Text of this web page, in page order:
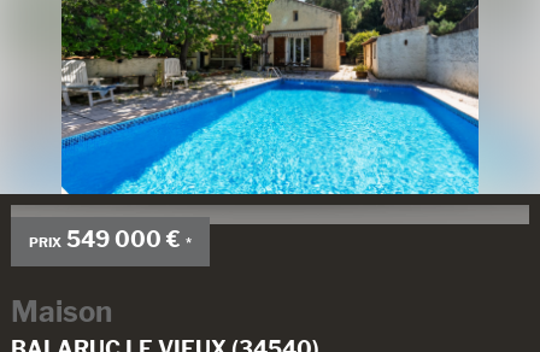
PRIX 549 000 € *
Maison